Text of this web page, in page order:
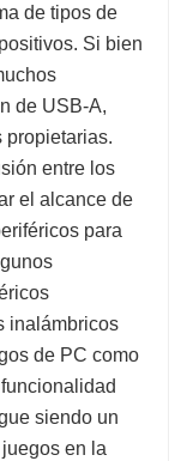
de tipos de
Si bien
de USB-A,
propietarias.
entre los
el alcance de
para
inalámbricos
de PC como
siendo un
en la